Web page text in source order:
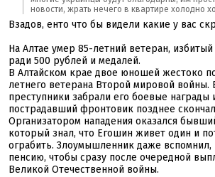
новости, жрать нечего в квартире холодно
Взадов, енто что бы видели какие у вас
На Алтае умер 85-летний ветеран,
ради 500 рублей и медалей.
В Алтайском крае двое юношей жестоко
летнего ветерана Второй мировой войны.
преступники забрали его боевые награды
пострадавший фронтовик позднее
Организатором нападения оказался
который знал, что Егошин живет один и
ограбить. Злоумышленник даже вспомнил,
пенсию, чтобы сразу после очередной
Великой Отечественной войны.